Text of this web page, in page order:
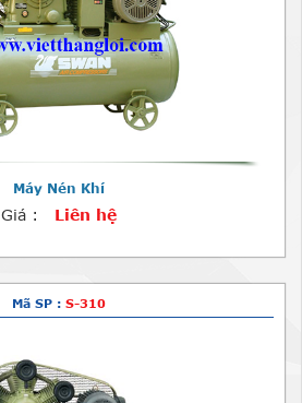
Máy Nén Khí
Giá : Liên hệ
Mã SP : S-310